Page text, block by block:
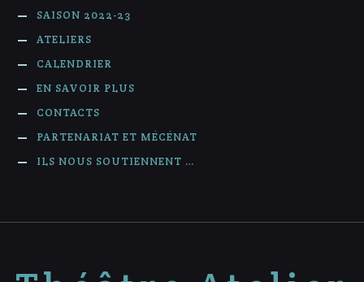
SAISON 2022-23
ATELIERS
CALENDRIER
EN SAVOIR PLUS
CONTACTS
PARTENARIAT ET MÉCÉNAT
ILS NOUS SOUTIENNENT …